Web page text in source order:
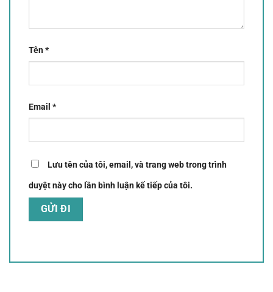
Tên*
Email *
Lưu tên của tôi, email, và trang web trong trình
duyệt này cho lần bình luận kế tiếp của tôi.